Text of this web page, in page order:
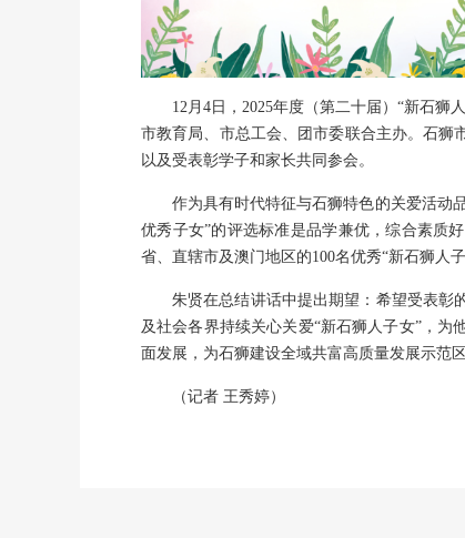
12月4日，2025年度（第二十届）“新石狮
市教育局、市总工会、团市委联合主办。石狮
以及受表彰学子和家长共同参会。
作为具有时代特征与石狮特色的关爱活动
优秀子女”的评选标准是品学兼优，综合素质
省、直辖市及澳门地区的100名优秀“新石狮人子
朱贤在总结讲话中提出期望：希望受表彰
及社会各界持续关心关爱“新石狮人子女”，
面发展，为石狮建设全域共富高质量发展示范
（记者 王秀婷）